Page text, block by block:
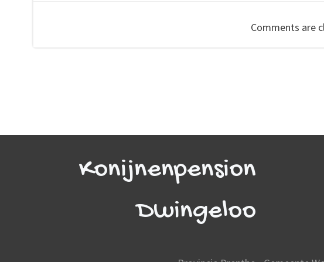
Comments are
Konijnenpension
Dwingeloo